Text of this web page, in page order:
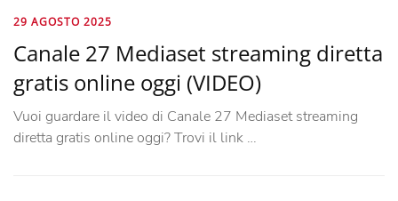
29 AGOSTO 2025
Canale 27 Mediaset streaming diretta
gratis online oggi (VIDEO)
Vuoi guardare il video di Canale 27 Mediaset streaming
diretta gratis online oggi? Trovi il link …